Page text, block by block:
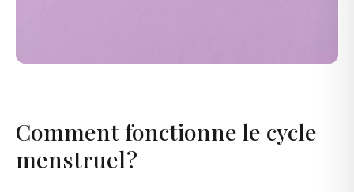
Comment fonctionne le cycle
menstruel ?